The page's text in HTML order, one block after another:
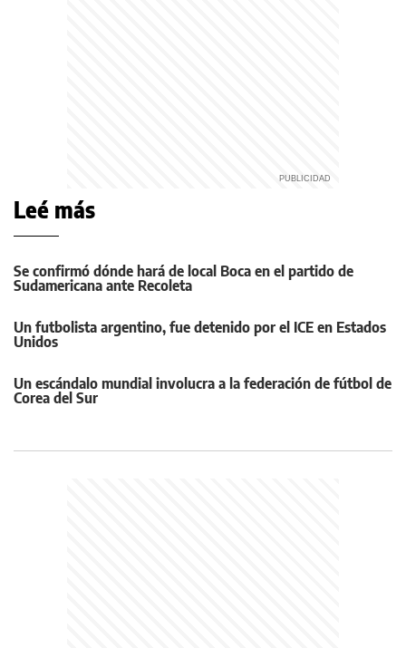
Leé más
Se confirmó dónde hará de local Boca en el partido de
Sudamericana ante Recoleta
Un futbolista argentino, fue detenido por el ICE en Estados
Unidos
Un escándalo mundial involucra a la federación de fútbol de
Corea del Sur